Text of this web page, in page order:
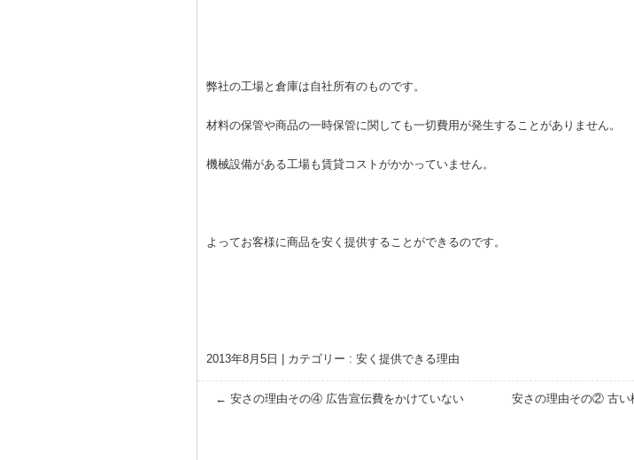
弊社の工場と倉庫は自社所有のものです。
材料の保管や商品の一時保管に関しても一切費用が発生することがありません。
機械設備がある工場も賃貸コストがかかっていません。
よってお客様に商品を安く提供することができるのです。
2013年8月5日 カテゴリー : 安く提供できる理由
← 安さの理由その④ 広告宣伝費をかけていない
安さの理由その② 古い